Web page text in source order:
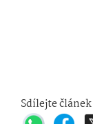
Sdílejte článek